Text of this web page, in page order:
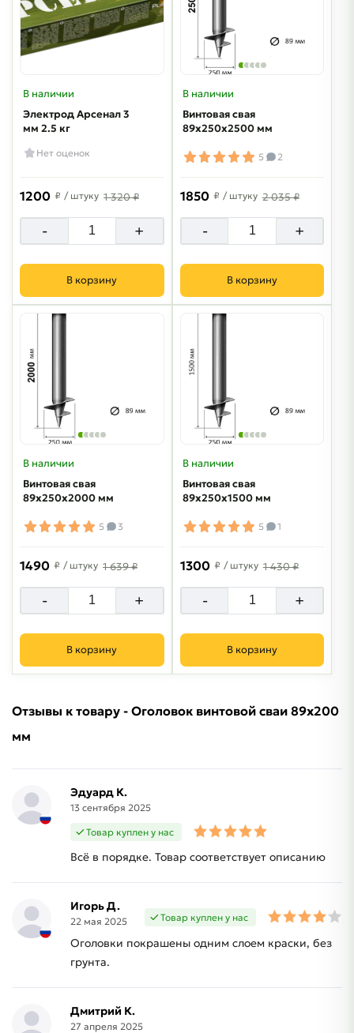
В наличии
Электрод Арсенал 3
мм 2.5 кг
Нет оценок
1200 ₽ / штуку 1 320 ₽
- +
В корзину
В наличии
Винтовая свая
89х250х2500 мм
5 2
1850 ₽ / штуку 2 035 ₽
- +
В корзину
В наличии
Винтовая свая
89х250х2000 мм
5 3
1490 ₽ / штуку 1 639 ₽
- +
В корзину
В наличии
Винтовая свая
89х250х1500 мм
5 1
1300 ₽ / штуку 1 430 ₽
- +
В корзину
Отзывы к товару - Оголовок винтовой сваи 89х200
мм
Эдуард К.
13 сентября 2025
Товар куплен у нас
Всё в порядке. Товар соответствует описанию
Игорь Д.
22 мая 2025 Товар куплен у нас
Оголовки покрашены одним слоем краски, без
грунта.
Дмитрий К.
27 апреля 2025